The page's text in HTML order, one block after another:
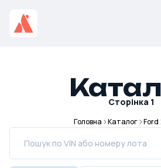
Сторінка 1
Головна Каталог Ford